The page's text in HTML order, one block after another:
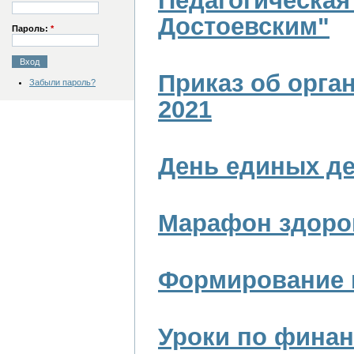
Достоевским"
Приказ об
2021
День единых
Марафон
Формирование
Уроки по
Пароль: *
Забыли пароль?